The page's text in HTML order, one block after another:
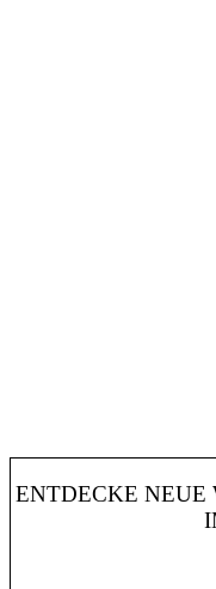
ENTDECKE NEUE